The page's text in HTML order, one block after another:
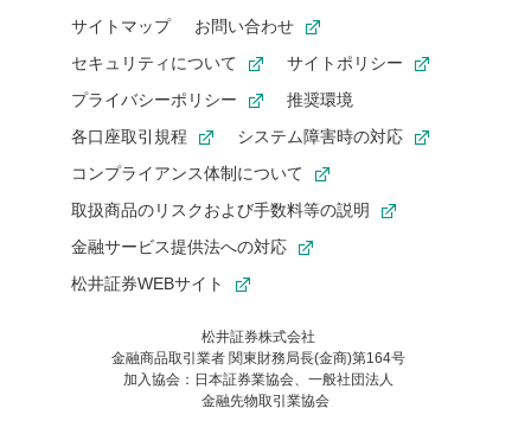
サイトマップ
お問い合わせ
セキュリティについて
サイトポリシー
プライバシーポリシー
推奨環境
各口座取引規程
システム障害時の対応
コンプライアンス体制について
取扱商品のリスクおよび手数料等の説明
金融サービス提供法への対応
松井証券WEBサイト
松井証券株式会社
金融商品取引業者 関東財務局長(金商)第164号
加入協会：日本証券業協会、一般社団法人
金融先物取引業協会
お気に入り機能は松井証券の会員限定の機能です。
お気に入り登録いただくと、後からいつでもお気に入りのコンテ
ンツを一覧でご確認いただけます。